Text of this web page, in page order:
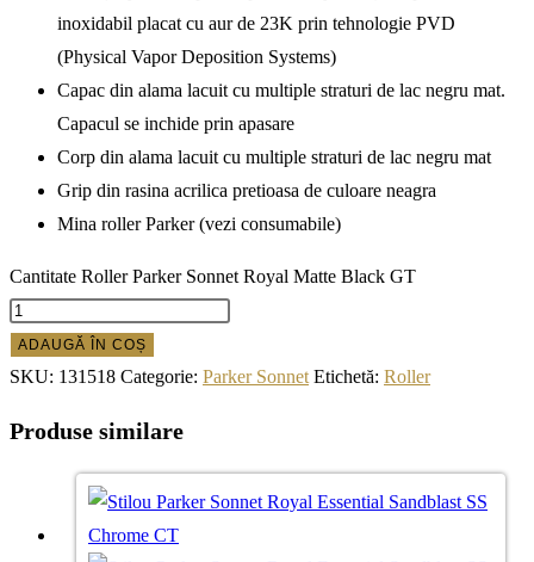
inoxidabil placat cu aur de 23K prin tehnologie PVD
(Physical Vapor Deposition Systems)
Capac din alama lacuit cu multiple straturi de lac negru mat.
Capacul se inchide prin apasare
Corp din alama lacuit cu multiple straturi de lac negru mat
Grip din rasina acrilica pretioasa de culoare neagra
Mina roller Parker (vezi consumabile)
Cantitate Roller Parker Sonnet Royal Matte Black GT
ADAUGĂ ÎN COȘ
SKU: 131518 Categorie: Parker Sonnet Etichetă: Roller
Produse similare